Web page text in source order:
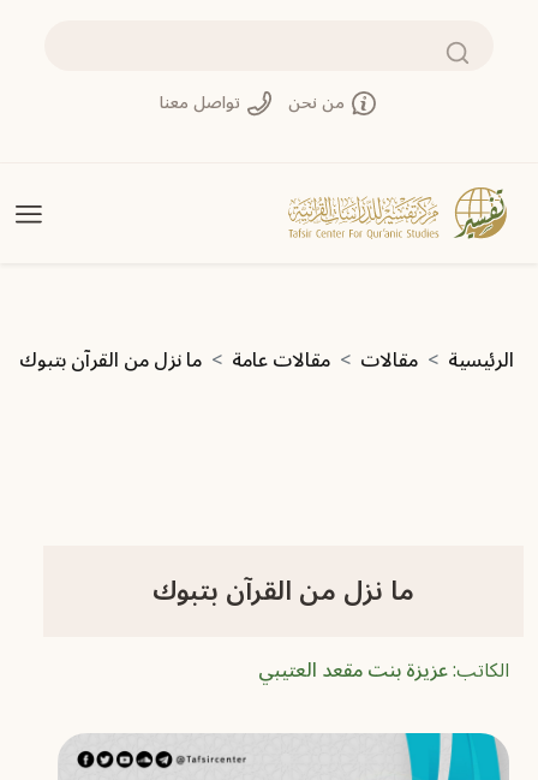
بحث
من نحن تواصل معنا
مسار التنقل
الرئيسية مقالات مقالات عامة ما نزل من القرآن بتبوك
ما نزل من القرآن بتبوك
الكاتب:عزيزة بنت مقعد العتيبي